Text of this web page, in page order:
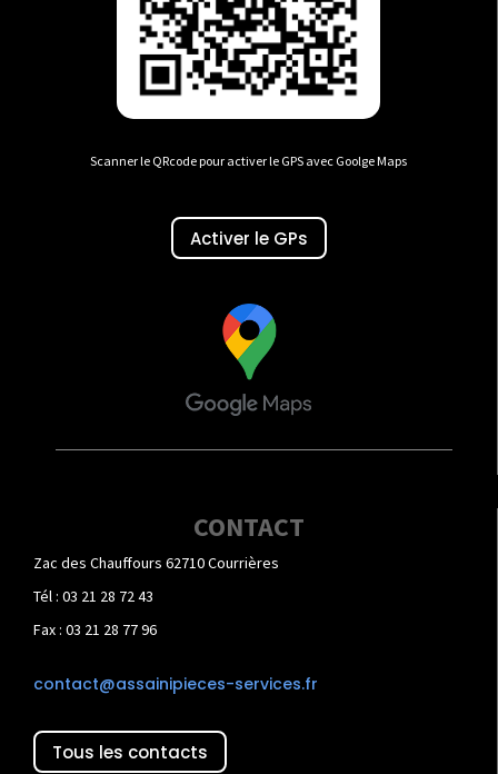
Scanner le QRcode pour activer le GPS avec Goolge Maps
Activer le GPs
CONTACT
Zac des Chauffours 62710 Courrières
Tél : 03 21 28 72 43
Fax : 03 21 28 77 96
contact@assainipieces-services.fr
Tous les contacts